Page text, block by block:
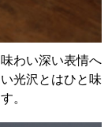
わい深い表情へ
光沢とはひと味
。